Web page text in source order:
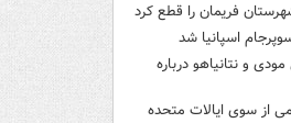
فریمان را قطع کرد
اسپانیا شد
و نتانیاهو درباره
از سوی ایالات متحده